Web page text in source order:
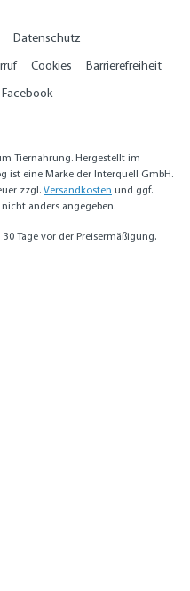
Datenschutz
Cookies
Barrierefreiheit
Tiernahrung. Hergestellt im
ist eine Marke der Interquell GmbH.
zzgl. Versandkosten und ggf.
anders angegeben.
Tage vor der Preisermäßigung.